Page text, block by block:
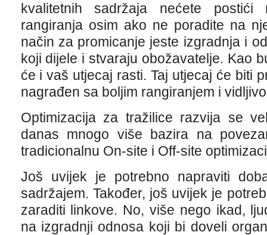
kvalitetnih sadržaja nećete
rangiranja osim ako ne poradite na
način za promicanje jeste izgradnja i
koji dijele i stvaraju obožavatelje. Kao
će i vaš utjecaj rasti. Taj utjecaj će biti
nagrađen sa boljim rangiranjem i
Optimizacija za tražilice razvija se
danas mnogo više bazira na
tradicionalnu On-site i Off-site
Još uvijek je potrebno napraviti
sadržajem. Također, još uvijek je
zaraditi linkove. No, više nego ikad,
na izgradnji odnosa koji bi doveli